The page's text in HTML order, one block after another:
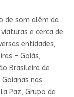
de som além da
e cerca de
entidades,
– Goiás,
Brasileira de
nas
Paz, Grupo de